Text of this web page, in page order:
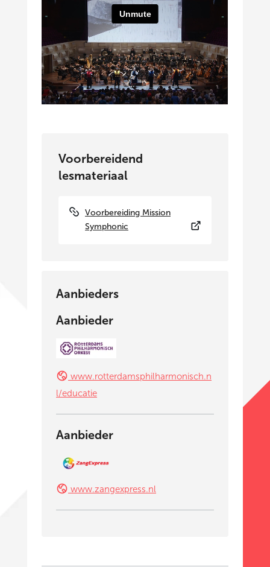
Voorbereidend
lesmateriaal
Voorbereiding Mission
Symphonic
Aanbieders
Aanbieder
www.rotterdamsphilharmonisch.n
l/educatie
Aanbieder
www.zangexpress.nl